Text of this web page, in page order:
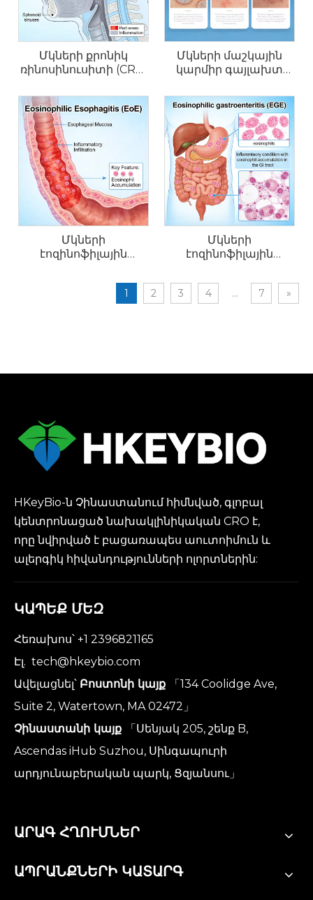
Մկների քրոնիկ
ռինոսինուսիտի (CRS)
մոդելներ
Մկների մաշկային
կարմիր գայլախտ
Մկների
էոզինոֆիլային
Մկների
էոզինոֆիլային
(EGE) մոդելներ
1 2 3 4 ... 7 »
HKeyBio-ն Չինաստանում հիմնված, գլոբալ
կենտրոնացած նախակլինիկական CRO է,
որը նվիրված է բացառապես աուտոիմուն և
ալերգիկ հիվանդությունների ոլորտներին:
ԿԱՊԵՔ ՄԵԶ
Հեռախոս՝ +1 2396821165
Էլ. tech@hkeybio.com
Ավելացնել՝ Բոստոնի կայք
「134 Coolidge Ave,
Suite 2, Watertown, MA 02472」
Չինաստանի կայք
「Սենյակ 205, շենք B,
Ascendas iHub Suzhou, Սինգապուրի
արդյունաբերական պարկ, Ցզյանսու」
ԱՐԱԳ ՀՂՈՒՄՆԵՐ
ԱՊՐԱՆՔՆԵՐԻ ԿԱՏԱՐԳ